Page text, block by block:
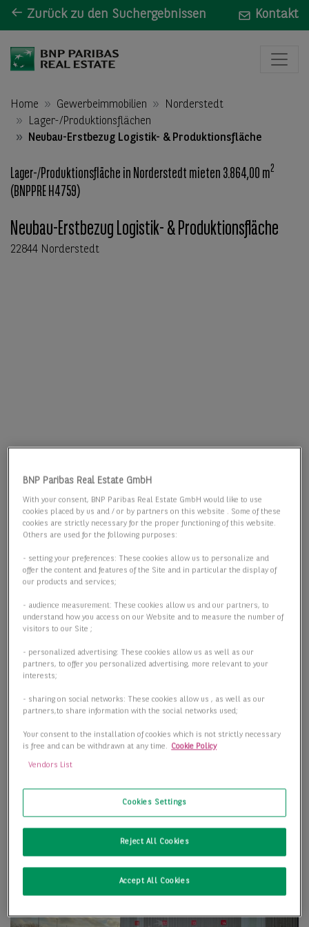
Zurück zu den Suchergebnissen Kontakt
Home Gewerbeimmobilien
Norderstedt
Lager-/Produktionsflächen
Neubau-Erstbezug Logistik- & Produktionsfläche
Lager-/Produktionsfläche in Norderstedt mieten 3.864,00 m2
(BNPPRE H4759)
Neubau-Erstbezug Logistik- & Produktionsfläche
22844 Norderstedt
BNP Paribas Real Estate GmbH
With your consent, BNP Paribas Real Estate GmbH would like to use
cookies placed by us and / or by partners on this website . Some of these
cookies are strictly necessary for the proper functioning of this website.
Others are used for the following purposes:
- setting your preferences: These cookies allow us to personalize and
offer the content and features of the Site and in particular the display of
our products and services;
- audience measurement: These cookies allow us and our partners, to
understand how you access on our Website and to measure the number of
visitors to our Site ;
- personalized advertising: These cookies allow us as well as our
partners, to offer you personalized advertising, more relevant to your
interests;
- sharing on social networks: These cookies allow us , as well as our
partners,to share information with the social networks used;
Your consent to the installation of cookies which is not strictly necessary
is free and can be withdrawn at any time. Cookie Policy
Vendors List
Cookies Settings
Reject All Cookies
Accept All Cookies